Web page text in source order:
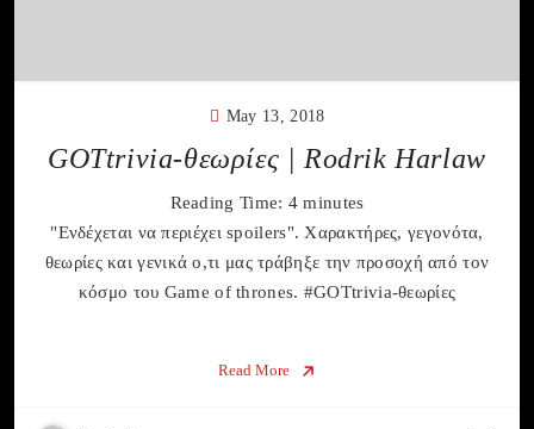
May 13, 2018
GOTtrivia-θεωρίες | Rodrik Harlaw
Reading Time: 4 minutes
"Ενδέχεται να περιέχει spoilers". Χαρακτήρες, γεγονότα,
θεωρίες και γενικά ο,τι μας τράβηξε την προσοχή από τον
κόσμο του Game of thrones. #GOTtrivia-θεωρίες
Read More